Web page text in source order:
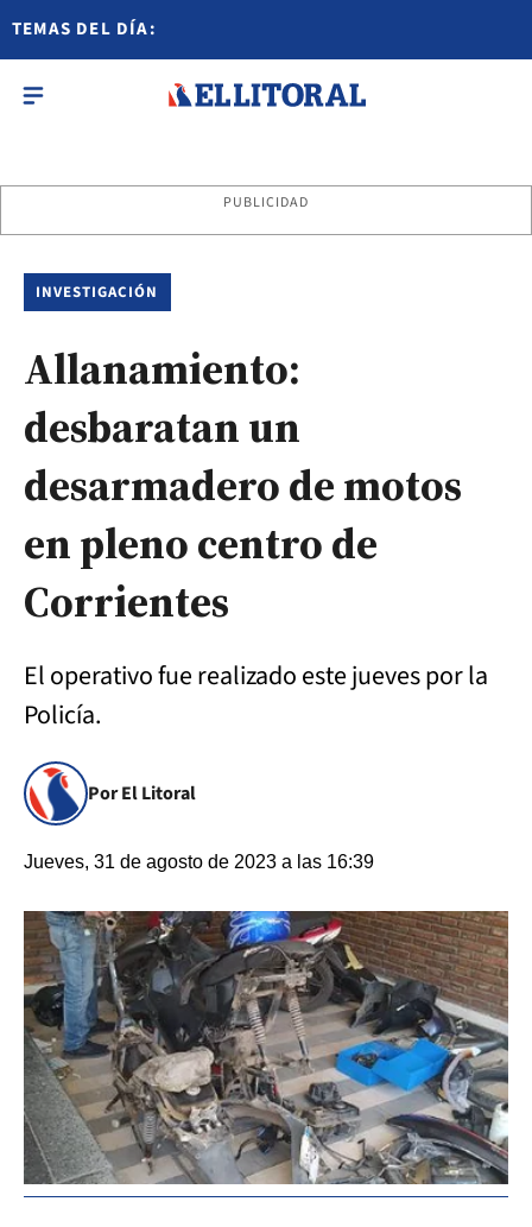
TEMAS DEL DÍA:
PUBLICIDAD
INVESTIGACIÓN
Allanamiento:
desbaratan un
desarmadero de motos
en pleno centro de
Corrientes
El operativo fue realizado este jueves por la
Policía.
Por El Litoral
Jueves, 31 de agosto de 2023 a las 16:39